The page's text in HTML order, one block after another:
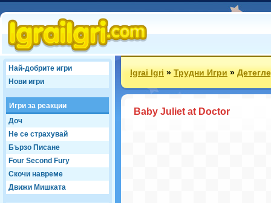
Най-добрите игри
Нови игри
Игри за реакции
Доч
Не се страхувай
Бързо Писане
Four Second Fury
Скочи навреме
Движи Мишката
Igrai Igri»Трудни Игри»
Baby Juliet at Doctor